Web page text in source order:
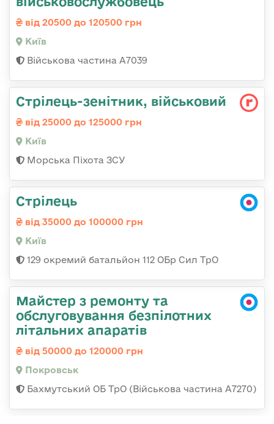
від 20500 до 120500 грн
Київ
Військова частина А7039
Стpілець-зенітник, військовий
від 25000 до 125000 грн
Київ
Морська Піхота ЗСУ
Стрілець
від 35000 до 100000 грн
Київ
129 окремий батальйон 112 ОБр Сил ТрО
Майстер з ремонту та
обслуговування безпілотних
літальних апаратів
від 50000 до 120000 грн
Покровськ
Бахмутський ОБ ТрО (Військова частина А7270)